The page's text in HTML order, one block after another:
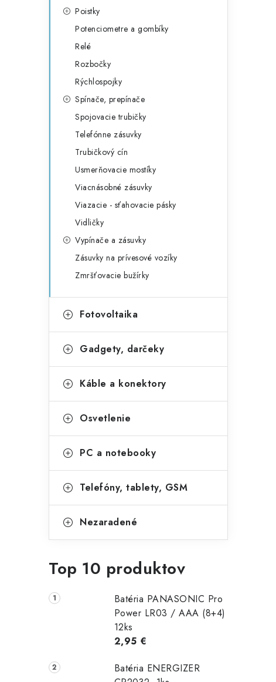
Poistky
Potenciometre a gombíky
Relé
Rozbočky
Rýchlospojky
Spínače, prepínače
Spojovacie trubičky
Telefónne zásuvky
Trubičkový cín
Usmerňovacie mostíky
Viacnásobné zásuvky
Viazacie - sťahovacie pásky
Vidličky
Vypínače a zásuvky
Zásuvky na prívesové vozíky
Zmršťovacie bužírky
Fotovoltaika
Gadgety, darčeky
Káble a konektory
Osvetlenie
PC a notebooky
Telefóny, tablety, GSM
Nezaradené
Top 10 produktov
Batéria PANASONIC Pro
Power LR03 / AAA (8+4)
12ks
2,95 €
Batéria ENERGIZER